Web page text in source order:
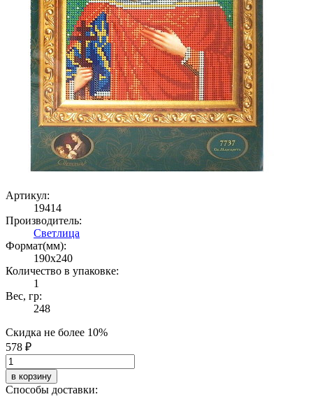
Артикул:
19414
Производитель:
Светлица
Формат(мм):
190x240
Количество в упаковке:
1
Вес, гр:
248
Скидка не более 10%
578 ₽
в корзину
Способы доставки: